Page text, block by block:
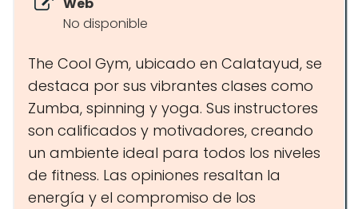
No disponible
The Cool Gym, ubicado en Calatayud, se
destaca por sus vibrantes clases como
Zumba, spinning y yoga. Sus instructores
son calificados y motivadores, creando
un ambiente ideal para todos los niveles
de fitness. Las opiniones resaltan la
energía y el compromiso de los